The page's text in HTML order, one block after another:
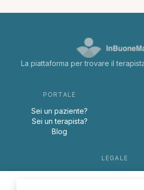
La piattaforma per trovare il
PORTALE
Sei un paziente?
Sei un terapista?
Blog
LEGALE